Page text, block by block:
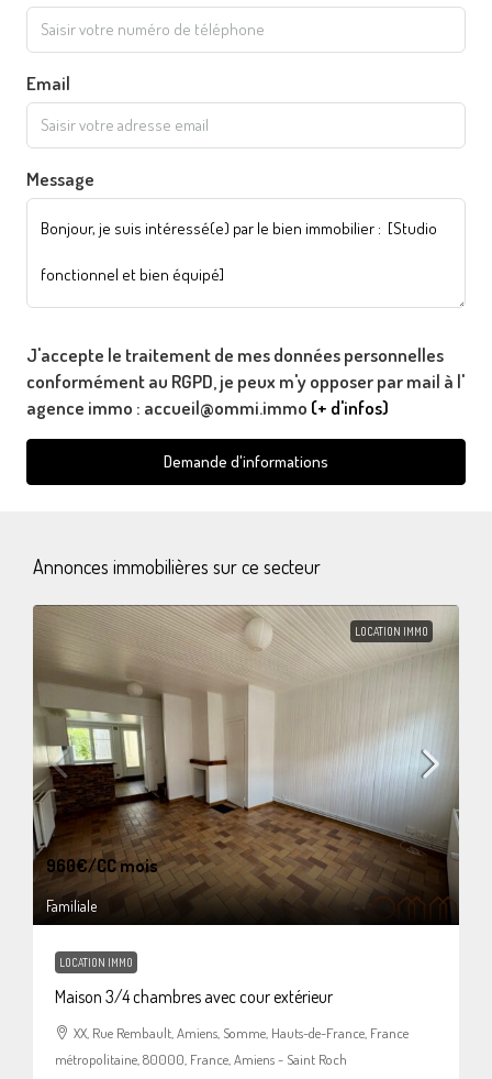
Email
Message
J'accepte le traitement de mes données personnelles
conformément au RGPD, je peux m'y opposer par mail à l'
agence immo : accueil@ommi.immo (+ d'infos)
Demande d'informations
Annonces immobilières sur ce secteur
LOCATION IMMO
960€/CC mois
Familiale
LOCATION IMMO
Maison 3/4 chambres avec cour extérieur
XX, Rue Rembault, Amiens, Somme, Hauts-de-France, France
métropolitaine, 80000, France, Amiens - Saint Roch